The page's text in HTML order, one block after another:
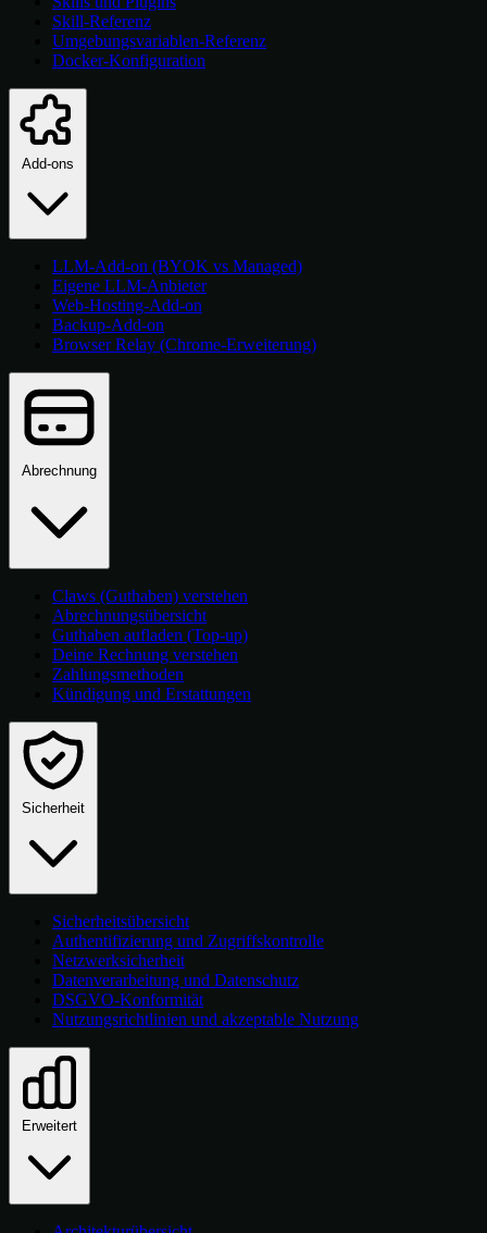
Skill-Referenz
Umgebungsvariablen-Referenz
Docker-Konfiguration
Add-ons
LLM-Add-on (BYOK vs Managed)
Eigene LLM-Anbieter
Web-Hosting-Add-on
Backup-Add-on
Browser Relay (Chrome-Erweiterung)
Abrechnung
Claws (Guthaben) verstehen
Abrechnungsübersicht
Guthaben aufladen (Top-up)
Deine Rechnung verstehen
Zahlungsmethoden
Kündigung und Erstattungen
Sicherheit
Sicherheitsübersicht
Authentifizierung und Zugriffskontrolle
Netzwerksicherheit
Datenverarbeitung und Datenschutz
DSGVO-Konformität
Nutzungsrichtlinien und akzeptable Nutzung
Erweitert